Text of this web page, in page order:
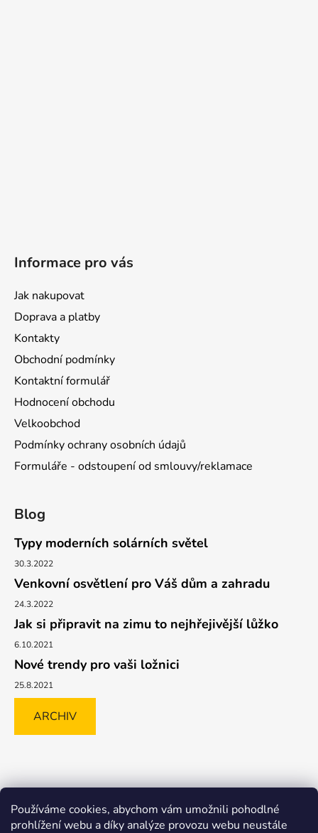
Používáme cookies, abychom vám umožnili pohodlné
prohlížení webu a díky analýze provozu webu neustále
Informace pro vás
Jak nakupovat
Doprava a platby
Kontakty
Obchodní podmínky
Kontaktní formulář
Hodnocení obchodu
Velkoobchod
Podmínky ochrany osobních údajů
Formuláře - odstoupení od smlouvy/reklamace
Blog
Typy moderních solárních světel
30.3.2022
Venkovní osvětlení pro Váš dům a zahradu
24.3.2022
Jak si připravit na zimu to nejhřejivější lůžko
6.10.2021
Nové trendy pro vaši ložnici
25.8.2021
ARCHIV
MALL.CZ